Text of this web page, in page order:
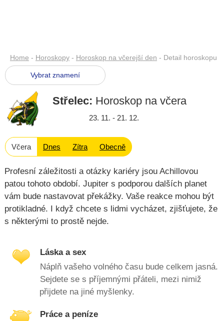
Home - Horoskopy - Horoskop na včerejší den - Detail horoskopu
Střelec: Horoskop na včera
23. 11. - 21. 12.
Včera Dnes Zítra Obecně
Vybrat znamení
Profesní záležitosti a otázky kariéry jsou Achillovou
patou tohoto období. Jupiter s podporou dalších planet
vám bude nastavovat překážky. Vaše reakce mohou být
protikladné. I když chcete s lidmi vycházet, zjišťujete, že
s některými to prostě nejde.
Láska a sex
Náplň vašeho volného času bude celkem jasná.
Sejdete se s příjemnými přáteli, mezi nimiž
přijdete na jiné myšlenky.
Práce a peníze